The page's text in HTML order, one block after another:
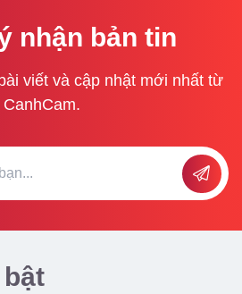
nhận bản tin
viết và cập nhật mới nhất từ
CanhCam.